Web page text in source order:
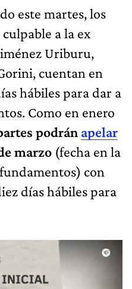
este martes, los
a la ex
Uriburu,
cuentan en
hábiles para dar a
Como en enero
podrán apelar
marzo (fecha en la
con
días hábiles para